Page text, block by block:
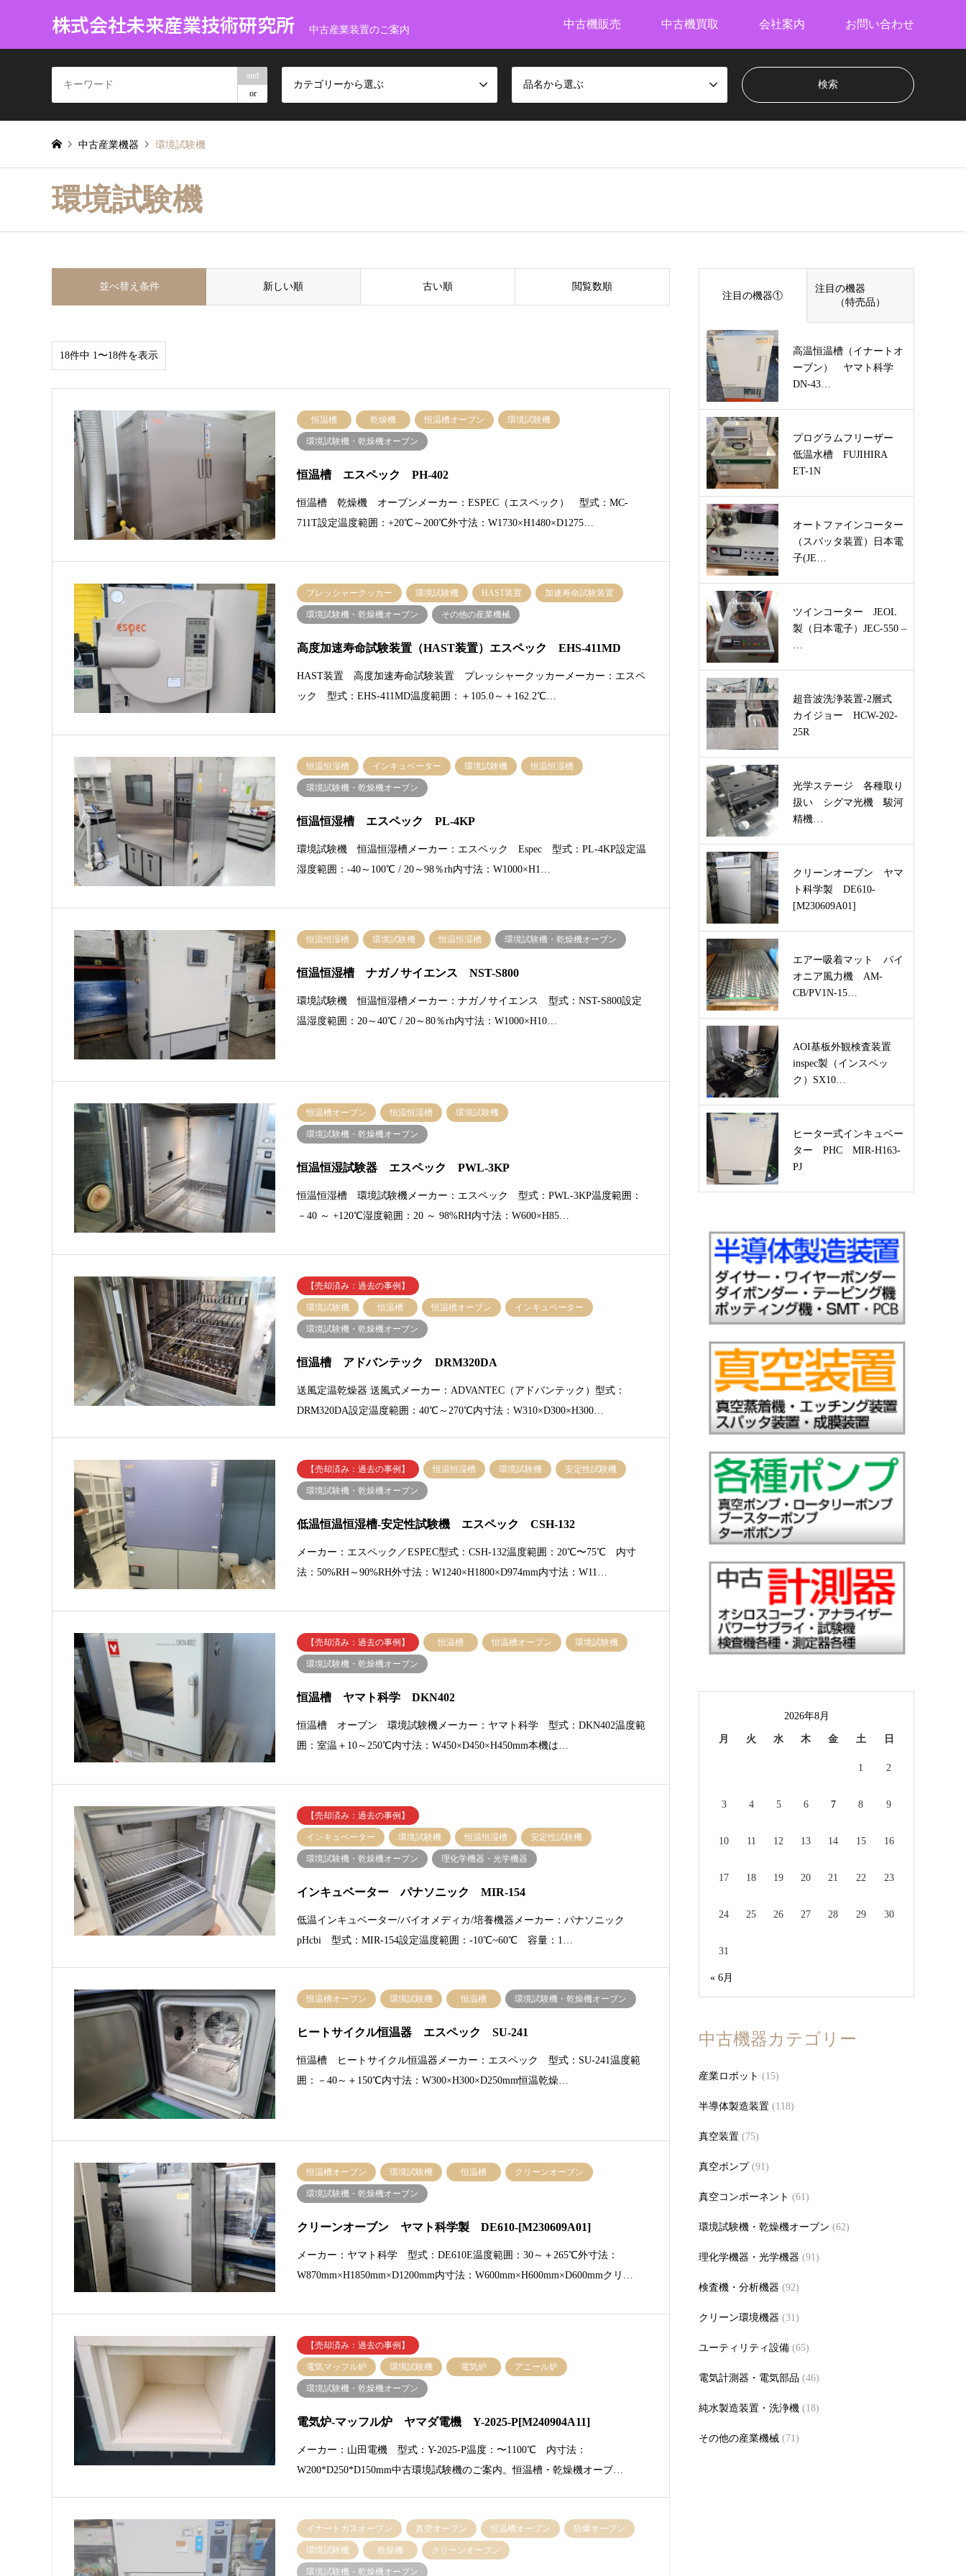
株式会社未来産業技術研究所 中古産業装置のご案内 中古機販売 中古機買取 会社案内 お問い合わせ
and
or
カテゴリーから選ぶ 品名から選ぶ
中古産業機器 環境試験機
環境試験機
並べ替え条件 新しい順 古い順 閲覧数順
18件中 1〜18件を表示
恒温槽 乾燥機 恒温槽オーブン 環境試験機
環境試験機・乾燥機オーブン
恒温槽 エスペック PH-402
恒温槽 乾燥機 オーブンメーカー：ESPEC（エスペック） 型式：MC-
711T設定温度範囲：+20℃～200℃外寸法：W1730×H1480×D1275…
プレッシャークッカー 環境試験機 HAST装置 加速寿命試験装置
環境試験機・乾燥機オーブン その他の産業機械
高度加速寿命試験装置（HAST装置）エスペック EHS-411MD
HAST装置 高度加速寿命試験装置 プレッシャークッカーメーカー：エスペ
ック 型式：EHS-411MD温度範囲：＋105.0～＋162.2℃…
恒温恒湿槽 インキュベーター 環境試験機 恒温恒湿槽
環境試験機・乾燥機オーブン
恒温恒湿槽 エスペック PL-4KP
環境試験機 恒温恒湿槽メーカー：エスペック Espec 型式：PL-4KP設定温
湿度範囲：-40～100℃ / 20～98％rh内寸法：W1000×H1…
恒温恒湿槽 環境試験機 恒温恒湿槽 環境試験機・乾燥機オーブン
恒温恒湿槽 ナガノサイエンス NST-S800
環境試験機 恒温恒湿槽メーカー：ナガノサイエンス 型式：NST-S800設定
温湿度範囲：20～40℃ / 20～80％rh内寸法：W1000×H10…
恒温槽オーブン 恒温恒湿槽 環境試験機
環境試験機・乾燥機オーブン
恒温恒湿試験器 エスペック PWL-3KP
恒温恒湿槽 環境試験機メーカー：エスペック 型式：PWL-3KP温度範囲：
－40 ～ +120℃湿度範囲：20 ～ 98%RH内寸法：W600×H85…
【売却済み：過去の事例】
環境試験機 恒温槽 恒温槽オーブン インキュベーター
環境試験機・乾燥機オーブン
恒温槽 アドバンテック DRM320DA
送風定温乾燥器 送風式メーカー：ADVANTEC（アドバンテック）型式：
DRM320DA設定温度範囲：40℃～270℃内寸法：W310×D300×H300…
【売却済み：過去の事例】 恒温恒湿槽 環境試験機 安定性試験機
環境試験機・乾燥機オーブン
低温恒温恒湿槽-安定性試験機 エスペック CSH-132
メーカー：エスペック／ESPEC型式：CSH-132温度範囲：20℃〜75℃ 内寸
法：50%RH～90%RH外寸法：W1240×H1800×D974mm内寸法：W11…
【売却済み：過去の事例】 恒温槽 恒温槽オーブン 環境試験機
環境試験機・乾燥機オーブン
恒温槽 ヤマト科学 DKN402
恒温槽 オーブン 環境試験機メーカー：ヤマト科学 型式：DKN402温度範
囲：室温＋10～250℃内寸法：W450×D450×H450mm本機は…
【売却済み：過去の事例】
インキュベーター 環境試験機 恒温恒湿槽 安定性試験機
環境試験機・乾燥機オーブン 理化学機器・光学機器
インキュベーター パナソニック MIR-154
低温インキュベーター/バイオメディカ/培養機器メーカー：パナソニック
pHcbi 型式：MIR-154設定温度範囲：-10℃~60℃ 容量：1…
恒温槽オーブン 環境試験機 恒温槽 環境試験機・乾燥機オーブン
ヒートサイクル恒温器 エスペック SU-241
恒温槽 ヒートサイクル恒温器メーカー：エスペック 型式：SU-241温度範
囲：－40～＋150℃内寸法：W300×H300×D250mm恒温乾燥…
恒温槽オーブン 環境試験機 恒温槽 クリーンオーブン
環境試験機・乾燥機オーブン
クリーンオーブン ヤマト科学製 DE610-[M230609A01]
メーカー：ヤマト科学 型式：DE610E温度範囲：30～＋265℃外寸法：
W870mm×H1850mm×D1200mm内寸法：W600mm×H600mm×D600mmクリ…
【売却済み：過去の事例】
電気マッフル炉 環境試験機 電気炉 アニール炉
環境試験機・乾燥機オーブン
電気炉-マッフル炉 ヤマダ電機 Y-2025-P[M240904A11]
メーカー：山田電機 型式：Y-2025-P温度：〜1100℃ 内寸法：
W200*D250*D150mm中古環境試験機のご案内。恒温槽・乾燥機オーブ…
イナートガスオーブン 真空オーブン 恒温槽オーブン 防爆オーブン
環境試験機 乾燥機 クリーンオーブン
環境試験機・乾燥機オーブン
注目の機器①
注目の機器
（特売品）
高温恒温槽（イナートオ
ーブン） ヤマト科学
DN-43…
プログラムフリーザー
低温水槽 FUJIHIRA
ET-1N
オートファインコーター
（スパッタ装置）日本電
子(JE…
ツインコーター JEOL
製（日本電子）JEC-550 –
…
超音波洗浄装置-2層式
カイジョー HCW-202-
25R
光学ステージ 各種取り
扱い シグマ光機 駿河
精機…
クリーンオーブン ヤマ
ト科学製 DE610-
[M230609A01]
エアー吸着マット パイ
オニア風力機 AM-
CB/PV1N-15…
AOI基板外観検査装置
inspec製（インスペッ
ク）SX10…
ヒーター式インキュベー
ター PHC MIR-H163-
PJ
2026年8月
月 火 水 木 金 土 日
1 2
3 4 5 6 7 8 9
10 11 12 13 14 15 16
17 18 19 20 21 22 23
24 25 26 27 28 29 30
31
« 6月
中古機器カテゴリー
産業ロボット (15)
半導体製造装置 (118)
真空装置 (75)
真空ポンプ(91)
真空コンポーネント (61)
環境試験機・乾燥機オーブン (62)
理化学機器・光学機器 (91)
検査機・分析機器 (92)
クリーン環境機器 (31)
ユーティリティ設備 (65)
電気計測器・電気部品 (46)
純水製造装置・洗浄機 (18)
その他の産業機械 (71)